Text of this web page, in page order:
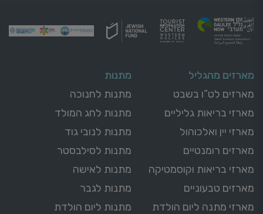
מארזים מהגליל
מארזים לט”ו בשבט
מארזי בריאות גליליים
מארזי יין ואלכוהול
מארזים רומנטיים
מארזי בריאות וקוסמטיקה
מארזים טבעוניים
מארזי מתנה ליום הולדת
מתנות
מתנות לחנוכה
מתנות לחג המולד
מתנות לנובי גוד
מתנות לסילבסטר
מתנות לאישה
מתנות לגבר
מתנות ליום הולדת